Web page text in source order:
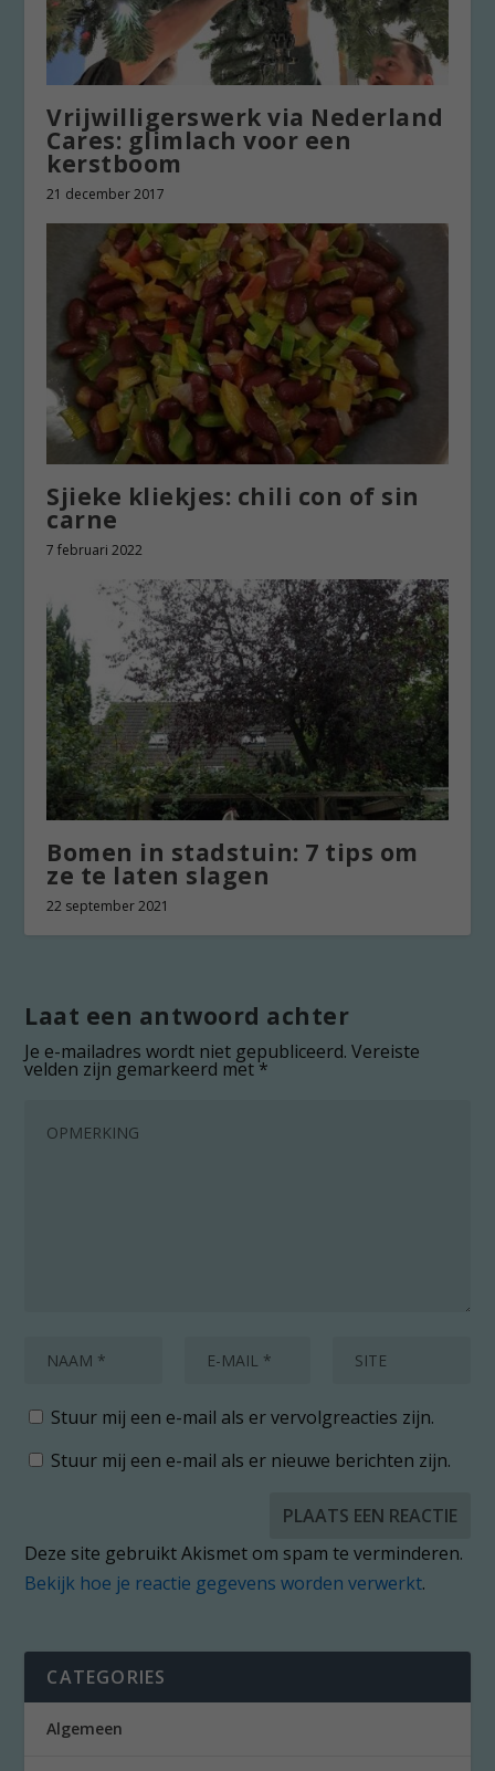
Vrijwilligerswerk via Nederland
Cares: glimlach voor een
kerstboom
21 december 2017
Sjieke kliekjes: chili con of sin
carne
7 februari 2022
Bomen in stadstuin: 7 tips om
ze te laten slagen
22 september 2021
Laat een antwoord achter
Je e-mailadres wordt niet gepubliceerd. Vereiste
velden zijn gemarkeerd met*
Stuur mij een e-mail als er vervolgreacties zijn.
Stuur mij een e-mail als er nieuwe berichten zijn.
Deze site gebruikt Akismet om spam te verminderen.
Bekijk hoe je reactie gegevens worden verwerkt.
CATEGORIES
Algemeen